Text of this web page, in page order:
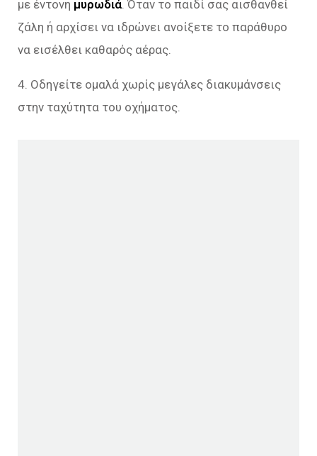
με έντονη μυρωδιά. Όταν το παιδί σας αισθανθεί
ζάλη ή αρχίσει να ιδρώνει ανοίξετε το παράθυρο
να εισέλθει καθαρός αέρας.
4. Οδηγείτε ομαλά χωρίς μεγάλες διακυμάνσεις
στην ταχύτητα του οχήματος.